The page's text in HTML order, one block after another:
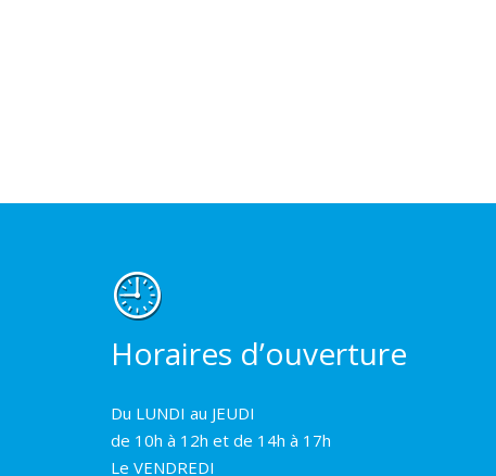
Horaires d’ouverture
Du LUNDI au JEUDI
de 10h à 12h et de 14h à 17h
Le VENDREDI